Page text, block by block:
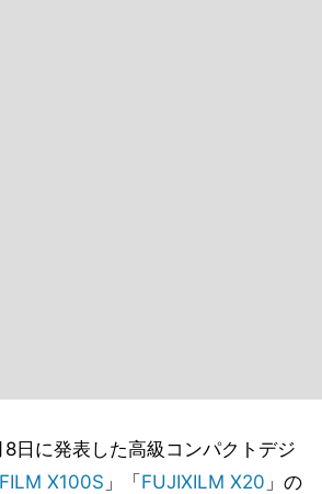
日に発表した高級コンパクトデジ
X100S 」「 FUJIXILM X20 」の